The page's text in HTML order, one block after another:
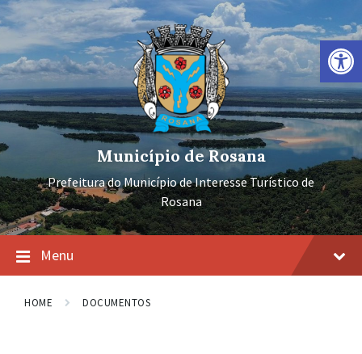
Barra de Ferramentas Aberta
Ir
para
conteúdo
Pular
para
navegação
principal
Pular
para
rodapé
Município de Rosana
Prefeitura do Município de Interesse Turístico de
Rosana
Menu
HOME DOCUMENTOS